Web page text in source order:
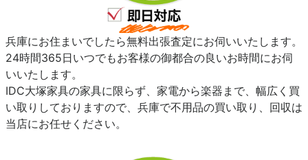
兵庫にお住まいでしたら無料出張査定にお伺いいたします。
24時間365日いつでもお客様の御都合の良いお時間にお伺
いいたします。
IDC大塚家具の家具に限らず、家電から楽器まで、幅広く買
い取りしておりますので、兵庫で不用品の買い取り、回収は
当店にお任せください。